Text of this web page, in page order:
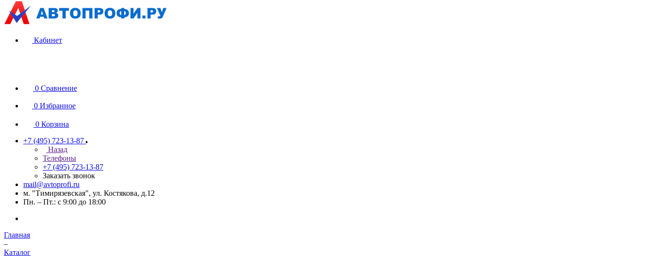
Кабинет
0 Сравнение
0 Избранное
0 Корзина
+7 (495) 723-13-87
Назад
Телефоны
+7 (495) 723-13-87
Заказать звонок
mail@avtoprofi.ru
м. "Тимирязевская", ул. Костякова, д.12
Пн. – Пт.: с 9:00 до 18:00
Главная
–
Каталог